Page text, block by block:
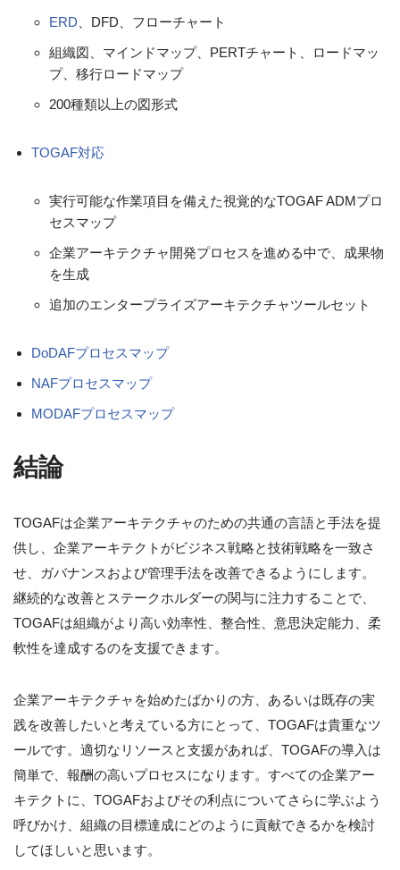
ERD 、DFD、フローチャート
組織図、マインドマップ、PERTチャート、ロードマッ
プ、移行ロードマップ
200種類以上の図形式
TOGAF対応
実行可能な作業項目を備えた視覚的なTOGAF ADMプロ
セスマップ
企業アーキテクチャ開発プロセスを進める中で、成果物
を生成
追加のエンタープライズアーキテクチャツールセット
DoDAFプロセスマップ
NAFプロセスマップ
MODAFプロセスマップ
結論
TOGAFは企業アーキテクチャのための共通の言語と手法を提
供し、企業アーキテクトがビジネス戦略と技術戦略を一致さ
せ、ガバナンスおよび管理手法を改善できるようにします。
継続的な改善とステークホルダーの関与に注力することで、
TOGAFは組織がより高い効率性、整合性、意思決定能力、柔
軟性を達成するのを支援できます。
企業アーキテクチャを始めたばかりの方、あるいは既存の実
践を改善したいと考えている方にとって、TOGAFは貴重なツ
ールです。適切なリソースと支援があれば、TOGAFの導入は
簡単で、報酬の高いプロセスになります。すべての企業アー
キテクトに、TOGAFおよびその利点についてさらに学ぶよう
呼びかけ、組織の目標達成にどのように貢献できるかを検討
してほしいと思います。